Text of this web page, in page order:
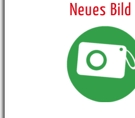
Neues